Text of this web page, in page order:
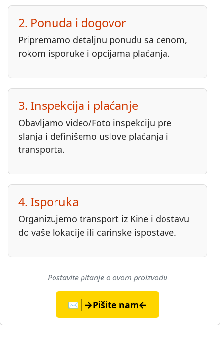
2. Ponuda i dogovor
Pripremamo detaljnu ponudu sa cenom,
rokom isporuke i opcijama plaćanja.
3. Inspekcija i plaćanje
Obavljamo video/Foto inspekciju pre
slanja i definišemo uslove plaćanja i
transporta.
4. Isporuka
Organizujemo transport iz Kine i dostavu
do vaše lokacije ili carinske ispostave.
Postavite pitanje o ovom proizvodu
✉️ →Pišite nam←